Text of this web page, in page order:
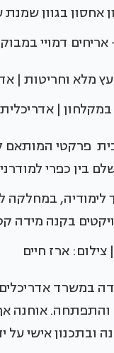
אחסון בגוון
דמויי במבוק
מלא וחריטות |
|
פרקטי המותאם
בין כפרי
במחלקה
בקנה מידה
ארז חיים
במשרד אדריכלים
אוחנה
ובתכנון אישי